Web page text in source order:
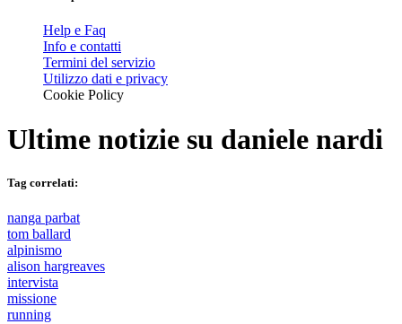
Help e Faq
Info e contatti
Termini del servizio
Utilizzo dati e privacy
Cookie Policy
Ultime notizie su daniele nardi
Tag correlati:
nanga parbat
tom ballard
alpinismo
alison hargreaves
intervista
missione
running